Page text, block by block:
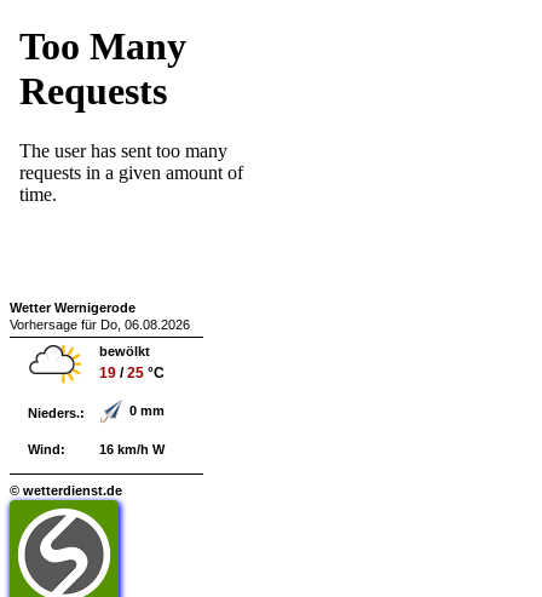
Wetter Wernigerode
Vorhersage für Do, 06.08.2026
bewölkt
19 /25 °C
Nieders.: 0 mm
Wind: 16 km/h W
© wetterdienst.de